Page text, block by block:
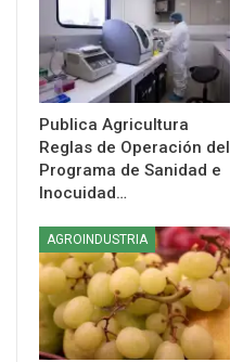
Publica Agricultura
Reglas de Operación del
Programa de Sanidad e
Inocuidad…
AGROINDUSTRIA